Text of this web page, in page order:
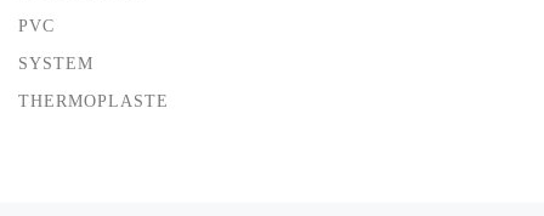
PVC
SYSTEM
THERMOPLASTE